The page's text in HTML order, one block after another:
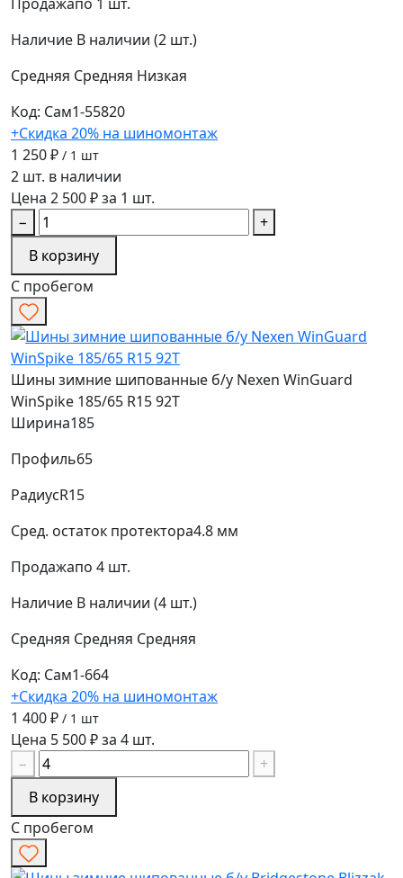
Наличие В наличии (2 шт.)
Средняя Средняя Низкая
Код: Сам1-55820
+Скидка 20% на шиномонтаж
1 250 ₽ / 1 шт
2 шт. в наличии
Цена 2 500 ₽ за 1 шт.
−
+
В корзину
С пробегом
Шины зимние шипованные б/у Nexen WinGuard
WinSpike 185/65 R15 92T
Ширина185
Профиль65
РадиусR15
Сред. остаток протектора4.8 мм
Продажапо 4 шт.
Наличие В наличии (4 шт.)
Средняя Средняя Средняя
Код: Сам1-664
+Скидка 20% на шиномонтаж
1 400 ₽ / 1 шт
Цена 5 500 ₽ за 4 шт.
−
+
В корзину
С пробегом